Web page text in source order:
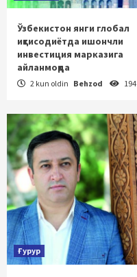
Ўзбекистон янги глобал
иқтисодиётда ишончли
инвестиция марказига
айланмоқда
2 kun oldin Behzod 194
Ғурур